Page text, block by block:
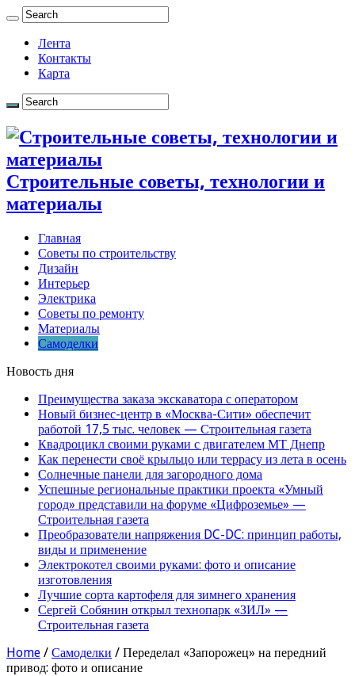
Лента
Контакты
Карта
Строительные советы, технологии и
материалы
Главная
Советы по строительству
Дизайн
Интерьер
Электрика
Советы по ремонту
Материалы
Самоделки
Новость дня
Преимущества заказа экскаватора с оператором
Новый бизнес-центр в «Москва-Сити» обеспечит
работой 17,5 тыс. человек — Строительная газета
Квадроцикл своими руками с двигателем МТ Днепр
Как перенести своё крыльцо или террасу из лета в осень
Солнечные панели для загородного дома
Успешные региональные практики проекта «Умный
город» представили на форуме «Цифроземье» —
Строительная газета
Преобразователи напряжения DC-DC: принцип работы,
виды и применение
Электрокотел своими руками: фото и описание
изготовления
Лучшие сорта картофеля для зимнего хранения
Сергей Собянин открыл технопарк «ЗИЛ» —
Строительная газета
Home / Самоделки / Переделал «Запорожец» на передний
привод: фото и описание